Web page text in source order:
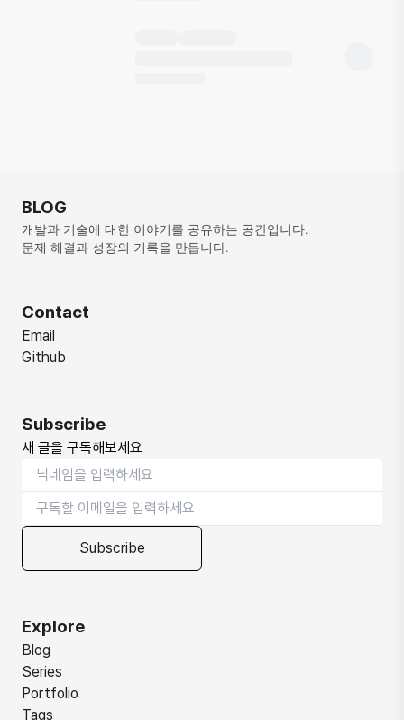
BLOG
개발과 기술에 대한 이야기를 공유하는 공간입니다.
문제 해결과 성장의 기록을 만듭니다.
Contact
Email
Github
Subscribe
새 글을 구독해보세요
Subscribe
Explore
Blog
Series
Portfolio
Tags